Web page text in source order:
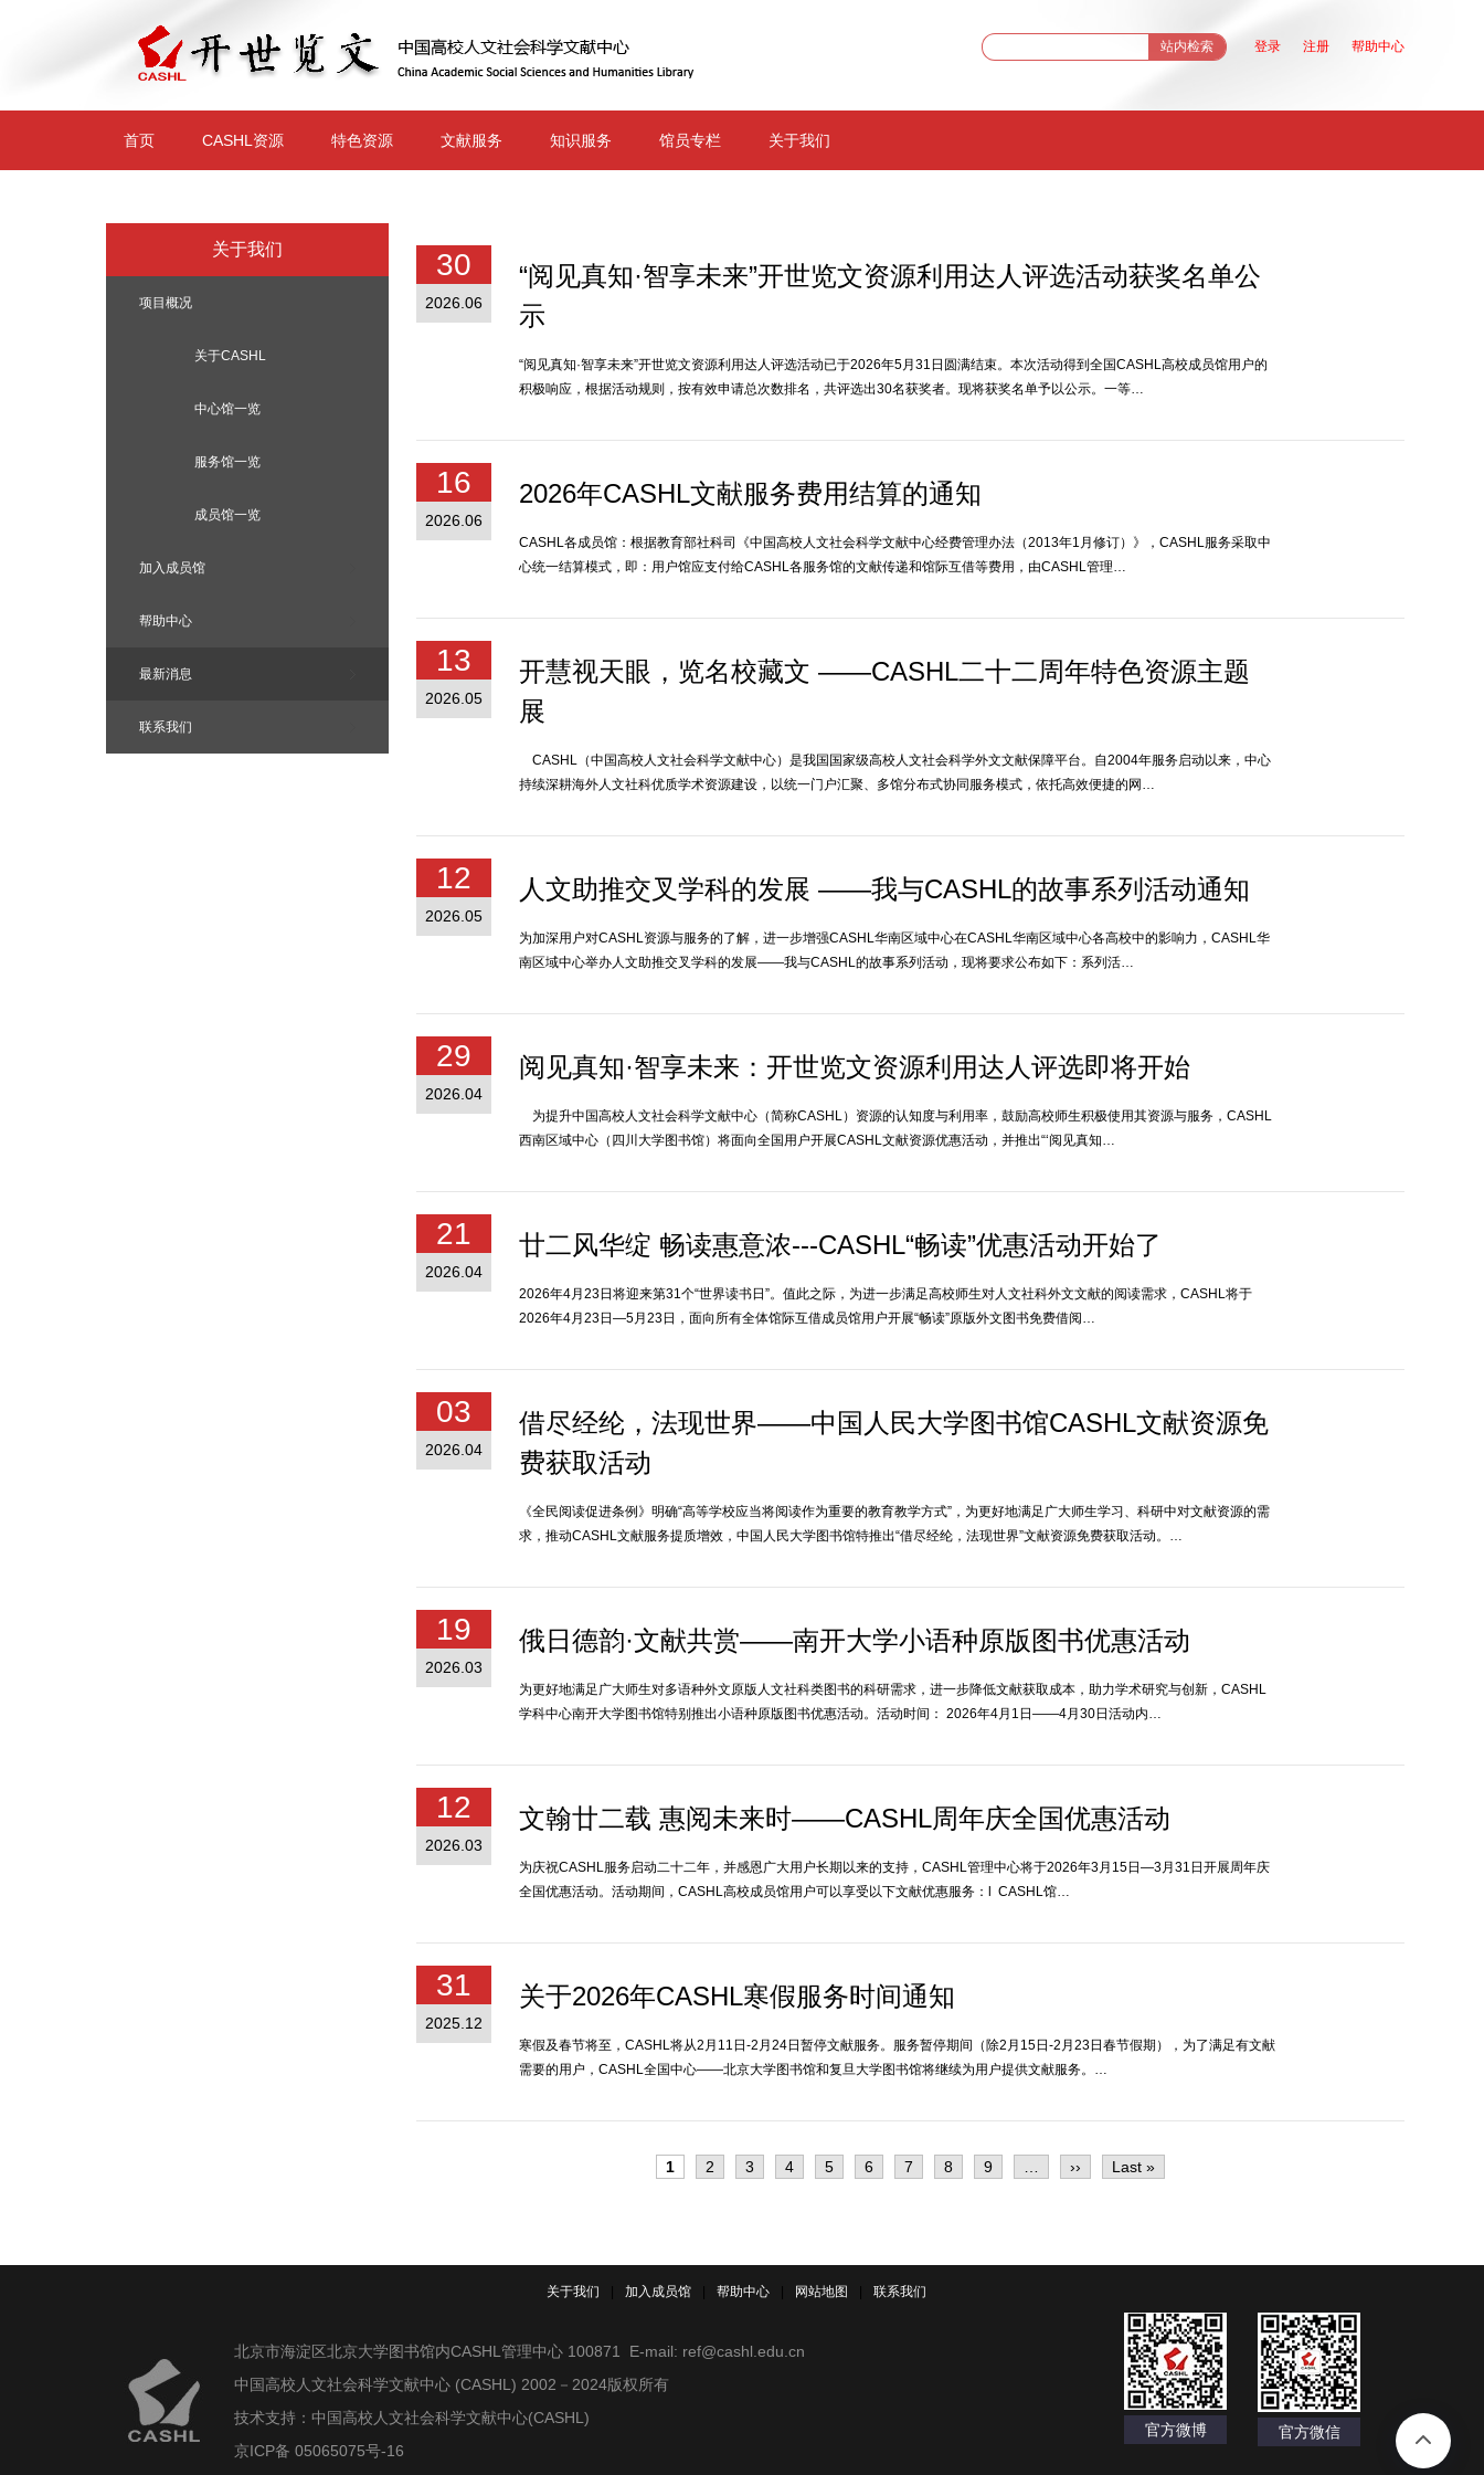
内
登录 注册 帮助中心
站
首页 CASHL资源 特色资源 文献服务 知识服务 馆员专栏 关于我们
关于我们
项目概况
关于CASHL
中心馆一览
服务馆一览
成员馆一览
加入成员馆
帮助中心
最新消息
联系我们
30
2026.06
“阅见真知·智享未来”开世览文资源利用达人评选活动获奖名单公
示
“阅见真知·智享未来”开世览文资源利用达人评选活动已于2026年5月31日圆满结束。本次活动得到全国CASHL高校成员馆用户的
积极响应，根据活动规则，按有效申请总次数排名，共评选出30名获奖者。现将获奖名单予以公示。一等…
16
2026.06
2026年CASHL文献服务费用结算的通知
CASHL各成员馆：根据教育部社科司《中国高校人文社会科学文献中心经费管理办法（2013年1月修订）》，CASHL服务采取中
心统一结算模式，即：用户馆应支付给CASHL各服务馆的文献传递和馆际互借等费用，由CASHL管理…
13
2026.05
开慧视天眼，览名校藏文 ——CASHL​二十二周年特色资源主题
展
CASHL（中国高校人文社会科学文献中心）是我国国家级高校人文社会科学外文文献保障平台。自2004年服务启动以来，中心
持续深耕海外人文社科优质学术资源建设，以统一门户汇聚、多馆分布式协同服务模式，依托高效便捷的网…
12
2026.05
人文助推交叉学科的发展 ——我与CASHL的故事系列活动通知
为加深用户对CASHL资源与服务的了解，进一步增强CASHL华南区域中心在CASHL华南区域中心各高校中的影响力，CASHL华
南区域中心举办人文助推交叉学科的发展——我与CASHL的故事系列活动，现将要求公布如下：系列活…
29
2026.04
阅见真知·智享未来：开世览文资源利用达人评选即将开始
为提升中国高校人文社会科学文献中心（简称CASHL）资源的认知度与利用率，鼓励高校师生积极使用其资源与服务，CASHL
西南区域中心（四川大学图书馆）将面向全国用户开展CASHL文献资源优惠活动，并推出“‘阅见真知…
21
2026.04
廿二风华绽 畅读惠意浓---CASHL“畅读”优惠活动开始了
2026年4月23日将迎来第31个“世界读书日”。值此之际，为进一步满足高校师生对人文社科外文文献的阅读需求，CASHL将于
2026年4月23日—5月23日，面向所有全体馆际互借成员馆用户开展“畅读”原版外文图书免费借阅…
03
2026.04
借尽经纶，法现世界——中国人民大学图书馆CASHL文献资源免
费获取活动
《全民阅读促进条例》明确“高等学校应当将阅读作为重要的教育教学方式”，为更好地满足广大师生学习、科研中对文献资源的需
求，推动CASHL文献服务提质增效，中国人民大学图书馆特推出“借尽经纶，法现世界”文献资源免费获取活动。…
19
2026.03
俄日德韵·文献共赏——南开大学小语种原版图书优惠活动
为更好地满足广大师生对多语种外文原版人文社科类图书的科研需求，进一步降低文献获取成本，助力学术研究与创新，CASHL
学科中心南开大学图书馆特别推出小语种原版图书优惠活动。活动时间： 2026年4月1日——4月30日活动内…
12
2026.03
文翰廿二载 惠阅未来时——CASHL周年庆全国优惠活动
为庆祝CASHL服务启动二十二年，并感恩广大用户长期以来的支持，CASHL管理中心将于2026年3月15日—3月31日开展周年庆
全国优惠活动。活动期间，CASHL高校成员馆用户可以享受以下文献优惠服务：l CASHL馆…
31
2025.12
关于2026年CASHL寒假服务时间通知
寒假及春节将至，CASHL将从2月11日-2月24日暂停文献服务。服务暂停期间（除2月15日-2月23日春节假期），为了满足有文献
需要的用户，CASHL全国中心——北京大学图书馆和复旦大学图书馆将继续为用户提供文献服务。…
当
1 Page
2 Page
3 Page
4 Page
5 Page
6 Page
7 Page
8 Page
9
下
››
末
Last »
关于我们 加入成员馆 帮助中心 网站地图 联系我们
北京市海淀区北京大学图书馆内CASHL管理中心 100871 E-mail: ref@cashl.edu.cn
中国高校人文社会科学文献中心 (CASHL) 2002－2024版权所有
技术支持：中国高校人文社会科学文献中心(CASHL)
京ICP备 05065075号-16
官方微博 官方微信